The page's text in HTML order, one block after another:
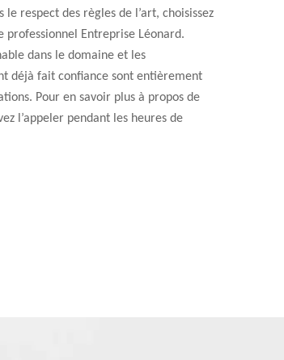
le respect des règles de l’art, choisissez
professionnel Entreprise Léonard.
dans le domaine et les
déjà fait confiance sont entièrement
Pour en savoir plus à propos de
l’appeler pendant les heures de